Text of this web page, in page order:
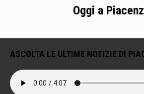
Oggi a
ASCOLTA LE ULTIME NOTIZIE DI